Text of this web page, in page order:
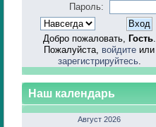
Пароль:
Добро пожаловать, Гость.
Пожалуйста, войдите или
зарегистрируйтесь.
Наш календарь
Август 2026